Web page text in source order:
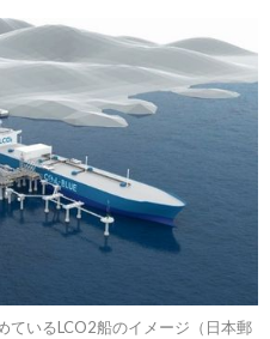
ているLCO2船のイメージ（日本郵